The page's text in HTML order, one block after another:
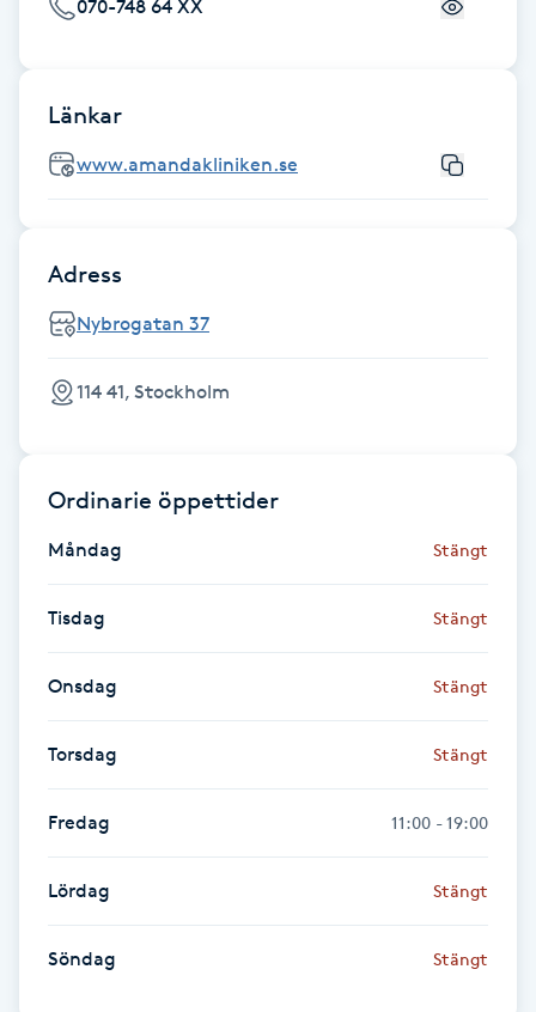
Fransk manikyr
Frekvensterapi
Friskvård
Frisör
Färgning
Föning
Gel naglar
Gelenaglar
Gellack
Gellack med förstärkning
Gravidmassage
070-748 64 XX
Länkar
www.amandakliniken.se
Adress
Nybrogatan 37
114 41, Stockholm
Ordinarie öppettider
Måndag Stängt
Tisdag Stängt
Onsdag Stängt
Torsdag Stängt
Fredag 11:00 - 19:00
Lördag Stängt
Söndag Stängt